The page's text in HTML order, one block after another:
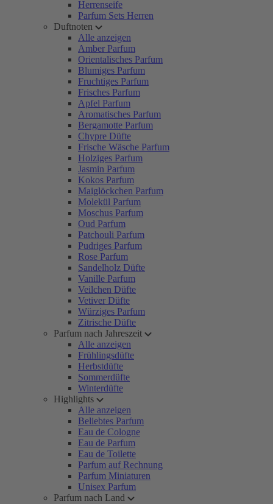
Herrenseife
Parfum Sets Herren
Duftnoten
Alle anzeigen
Amber Parfum
Orientalisches Parfum
Blumiges Parfum
Fruchtiges Parfum
Frisches Parfum
Apfel Parfum
Aromatisches Parfum
Bergamotte Parfum
Chypre Düfte
Frische Wäsche Parfum
Holziges Parfum
Jasmin Parfum
Kokos Parfum
Maiglöckchen Parfum
Molekül Parfum
Moschus Parfum
Oud Parfum
Patchouli Parfum
Pudriges Parfum
Rose Parfum
Sandelholz Düfte
Vanille Parfum
Veilchen Düfte
Vetiver Düfte
Würziges Parfum
Zitrische Düfte
Parfum nach Jahreszeit
Alle anzeigen
Frühlingsdüfte
Herbstdüfte
Sommerdüfte
Winterdüfte
Highlights
Alle anzeigen
Beliebtes Parfum
Eau de Cologne
Eau de Parfum
Eau de Toilette
Parfum auf Rechnung
Parfum Miniaturen
Unisex Parfum
Parfum nach Land